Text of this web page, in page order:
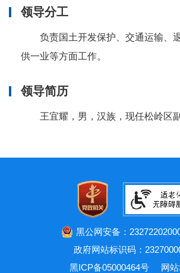
领导分工
负责国土开发保护、交通运输、
供一业等方面工作。
领导简历
王宜耀，男，汉族，现任松岭区
黑公网安备：
政府网站标识码：
黑ICP备05000464号
网